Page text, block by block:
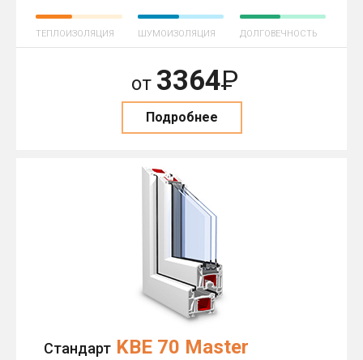
ТЕПЛОИЗОЛЯЦИЯ ШУМОИЗОЛЯЦИЯ ДОЛГОВЕЧНОСТЬ
от 3364Р
Подробнее
Стандарт KBE 70 Master